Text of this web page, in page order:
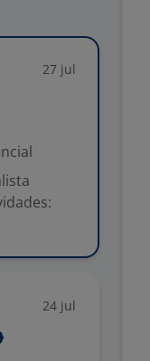
27 jul
24 jul